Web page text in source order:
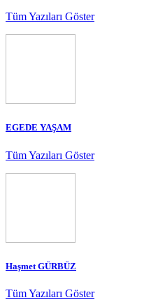
Tüm Yazıları Göster
EGEDE YAŞAM
Tüm Yazıları Göster
Haşmet GÜRBÜZ
Tüm Yazıları Göster